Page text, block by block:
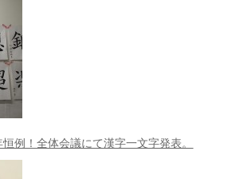
恒例！全体会議にて漢字一文字発表。